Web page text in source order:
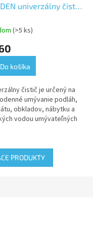
univerzálny čistič
(>5 ks)
Do košíka
čistič je určený na
umývanie podláh,
obkladov, nábytku a
vodou umývateľných
PRODUKTY